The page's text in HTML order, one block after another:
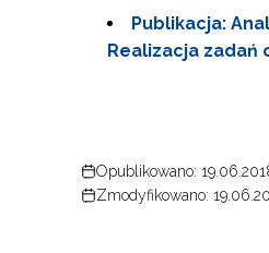
Publikacja:
Realizacja zadań
Opublikowano:
Zmodyfikowano: